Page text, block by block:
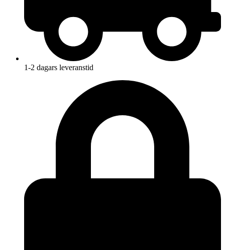
1-2 dagars leveranstid